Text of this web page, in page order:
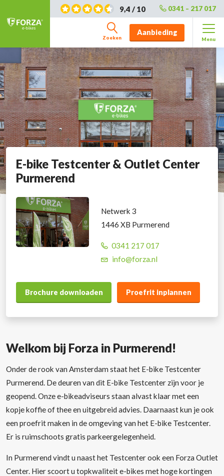
9,4 / 10 0341 – 217 017
Zoeken
Aanbieding
Menu
E-bike Testcenter & Outlet Center
Purmerend
Netwerk 3
1446 XB Purmerend
0341 217 017
info@forza.nl
Brochure downloaden Proefrit inplannen
Welkom bij Forza in Purmerend!
Onder de rook van Amsterdam staat het E-bike Testcenter
Purmerend. De deuren van dit E-bike Testcenter zijn voor je
geopend. Onze e-bikeadviseurs staan alvast klaar met een
kopje koffie of thee en uitgebreid advies. Daarnaast kun je ook
een proefrit maken in de omgeving van het E-bike Testcenter.
Er is ruimschoots gratis parkeergelegenheid.
In Purmerend vindt u naast het Testcenter ook een Forza Outlet
Center. Hier scoort u topkwaliteit e-bikes met hoge kortingen